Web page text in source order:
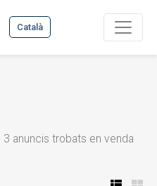
Català
3 anuncis trobats en venda